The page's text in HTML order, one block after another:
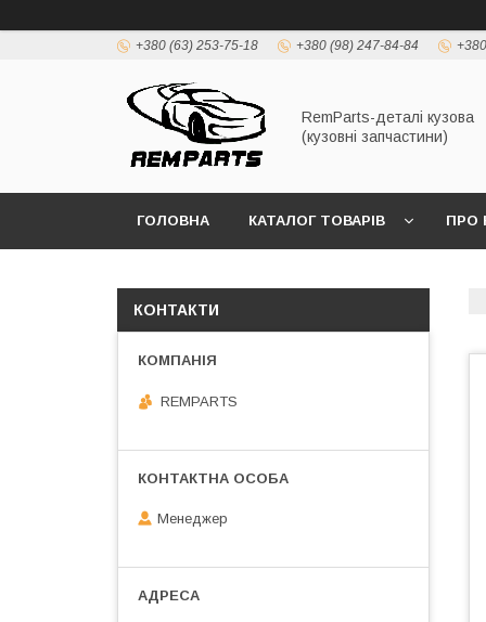
+380 (63) 253-75-18 +380 (98) 247-84-84
RemParts-деталі кузова
(кузовні запчастини)
ГОЛОВНА КАТАЛОГ ТОВАРІВ ПРО
КОНТАКТИ
REMPARTS
Менеджер